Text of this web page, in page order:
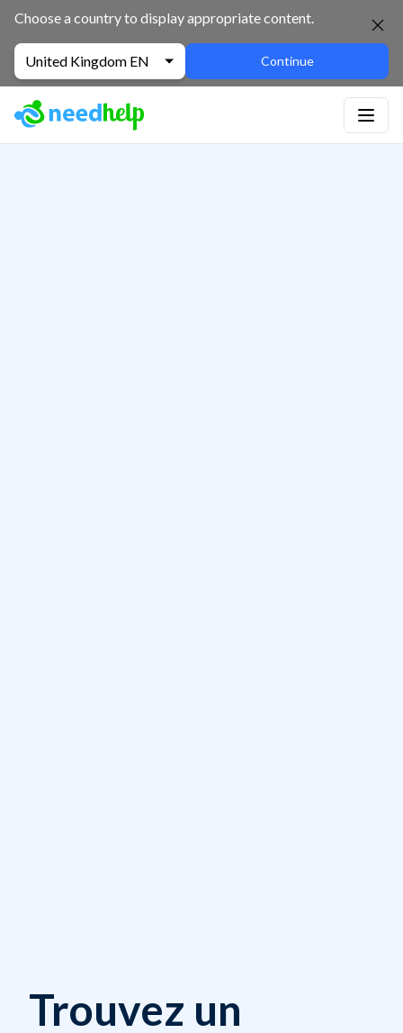
Choose a country to display appropriate content.
United Kingdom EN Continue
Trouvez un